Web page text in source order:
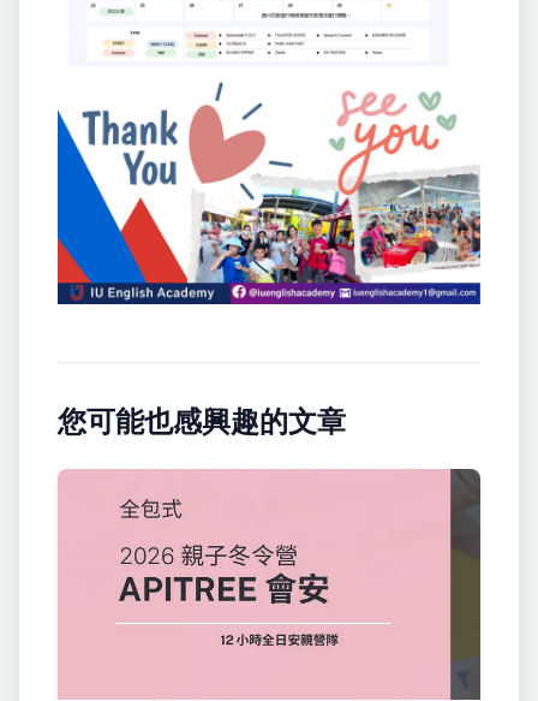
您可能也感興趣的文章